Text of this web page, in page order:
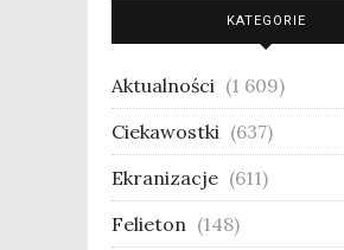
KATEGORIE
Aktualności (1 609)
Ciekawostki (637)
Ekranizacje (611)
Felieton (148)